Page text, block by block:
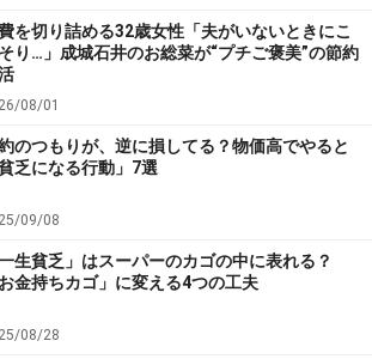
ている人物のプロフィールや数値など
保護のため編集部で一部改変している
のものです。最新の内容をご確認くださ
的な情報提供を目的としており、特定の金融
奨するものではありません。
する最終的なご判断はご自身の責任において
完全性については十分に配慮しております
を切り詰める32歳女性「夫がいないときにこ
り…」成城石井のお総菜が“プチご褒美”の節約
08/01
のつもりが、逆に損してる？物価高でやると
貧乏になる行動」7選
09/08
一生貧乏」はスーパーのカゴの中に表れる？
お金持ちカゴ」に変える4つの工夫
08/28